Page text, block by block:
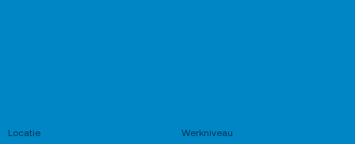
Locatie Werkniveau